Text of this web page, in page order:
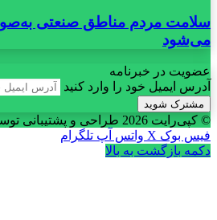
سلامت مردم مناطق صنعتی
می‌شود
عضویت در خبرنامه
آدرس ایمیل خود را وارد کنید
© کپی‌رایت 2026
طراحی و پشتیبانی
فیس بوک X واتس آپ تلگرام
دکمه بازگشت به بالا